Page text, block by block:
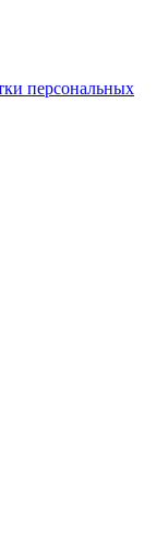
персональных